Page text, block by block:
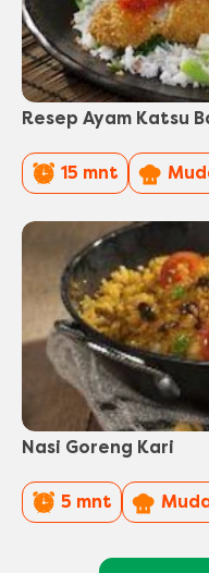
Resep Ayam Katsu
15 mnt
Nasi Goreng Kari
5 mnt